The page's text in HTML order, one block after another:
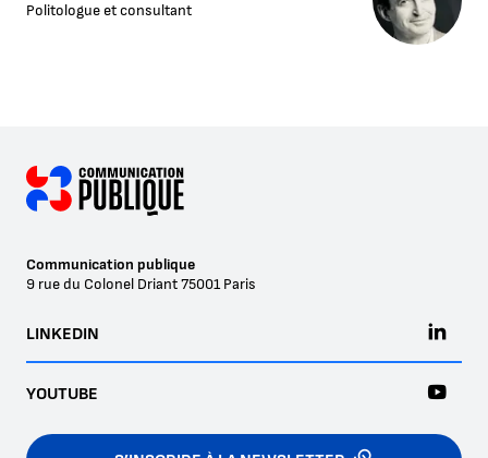
Politologue et consultant
Communication publique
9 rue du Colonel Driant75001 Paris
LINKEDIN
YOUTUBE